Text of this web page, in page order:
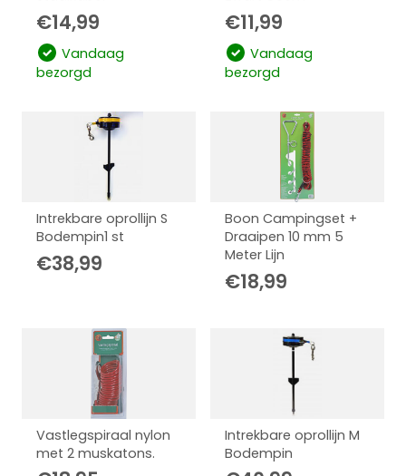
€14,99
Vandaag
bezorgd
€11,99
Vandaag
bezorgd
Intrekbare oprollijn S
Bodempin1 st
€38,99
Boon Campingset +
Draaipen 10 mm 5
Meter Lijn
€18,99
Vastlegspiraal nylon
met 2 muskatons.
Intrekbare oprollijn M
Bodempin